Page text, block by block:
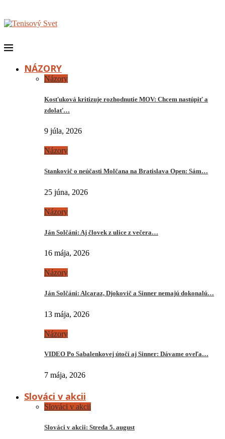
NÁZORY
Názory
Kosťuková kritizuje rozhodnutie MOV: Chcem nastúpiť a
zdolať…
9 júla, 2026
Názory
Stankovič o neúčasti Molčana na Bratislava Open: Sám…
25 júna, 2026
Názory
Ján Solčáni: Aj človek z ulice z večera…
16 mája, 2026
Názory
Ján Solčáni: Alcaraz, Djokovič a Sinner nemajú dokonalú…
13 mája, 2026
Názory
VIDEO Po Sabalenkovej útočí aj Sinner: Dávame oveľa…
7 mája, 2026
Slováci v akcii
Slováci v akcii
Slováci v akcii: Streda 5. august